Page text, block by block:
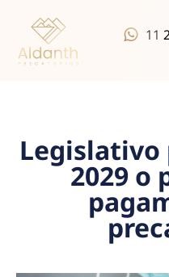
11
Legislativo
2029 o